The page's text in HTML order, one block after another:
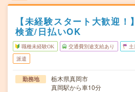
【未経験スタート大歓迎
検査/日払いOK
職種未経験OK 交通費別途支給あり
派遣
勤務地
栃木県真岡市
真岡駅から車10分